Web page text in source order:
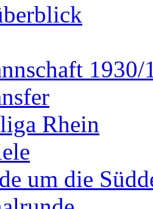
1930/
Rhein
um die